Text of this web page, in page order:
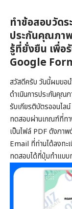
ทำข้อสอบวัดร
ประกันคุณภา
รู้ที่ยั่งยืน เพื่อ
Google
สวัสดีครับ วันนี้ผมขอน
ดำเนินการประกันคุณ
รับเกียรติบัตรออนไล
ทดสอบผ่านเกณฑ์ที่ทา
เป็นไฟล์ PDF ดังภา
Email ที่ท่านได้ลงทะ
ทดสอบได้ที่ปุ่มทำแบบ